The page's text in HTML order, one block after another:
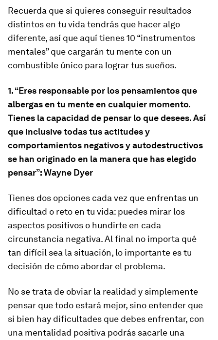
Recuerda que si quieres conseguir resultados
distintos en tu vida tendrás que hacer algo
diferente, así que aquí tienes 10 “instrumentos
mentales” que cargarán tu mente con un
combustible único para lograr tus sueños.
1.“Eres responsable por los pensamientos que
albergas en tu mente en cualquier momento.
Tienes la capacidad de pensar lo que desees. Así
que inclusive todas tus actitudes y
comportamientos negativos y autodestructivos
se han originado en la manera que has elegido
pensar”: Wayne Dyer
Tienes dos opciones cada vez que enfrentas un
dificultad o reto en tu vida: puedes mirar los
aspectos positivos o hundirte en cada
circunstancia negativa. Al final no importa qué
tan difícil sea la situación, lo importante es tu
decisión de cómo abordar el problema.
No se trata de obviar la realidad y simplemente
pensar que todo estará mejor, sino entender que
si bien hay dificultades que debes enfrentar, con
una mentalidad positiva podrás sacarle una